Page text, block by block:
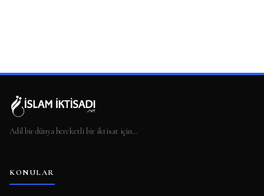
Adil bir dünya bereketli bir iktisat için…
KONULAR